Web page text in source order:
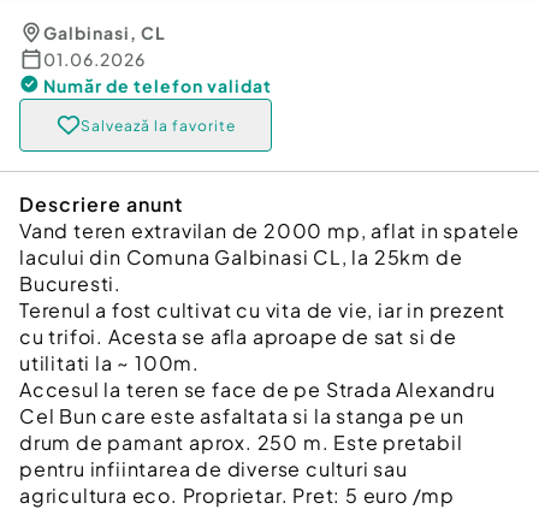
Galbinasi, CL
01.06.2026
Număr de telefon validat
Salvează la favorite
Descriere anunt
Vand teren extravilan de 2000 mp, aflat in spatele
lacului din Comuna Galbinasi CL, la 25km de
Bucuresti.
Terenul a fost cultivat cu vita de vie, iar in prezent
cu trifoi. Acesta se afla aproape de sat si de
utilitati la ~ 100m.
Accesul la teren se face de pe Strada Alexandru
Cel Bun care este asfaltata si la stanga pe un
drum de pamant aprox. 250 m. Este pretabil
pentru infiintarea de diverse culturi sau
agricultura eco. Proprietar. Pret: 5 euro /mp